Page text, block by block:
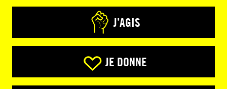
J’AGIS
JE DONNE